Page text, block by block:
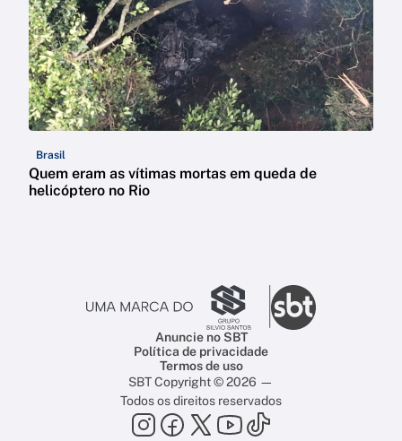
Brasil
Quem eram as vítimas mortas em queda de
helicóptero no Rio
Anuncie no SBT
Política de privacidade
Termos de uso
SBT Copyright © 2026 —
Todos os direitos reservados